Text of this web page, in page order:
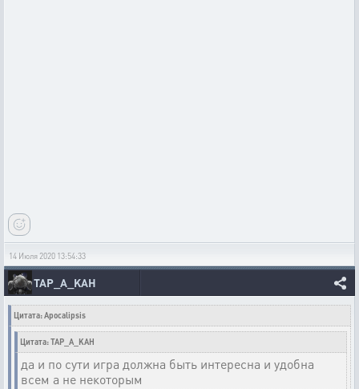
14 Июля 2020 13:54:33
TAP_A_KAH
Цитата: Apocalipsis
Цитата: TAP_A_KAH
да и по сути игра должна быть интересна и удобна
всем а не некоторым